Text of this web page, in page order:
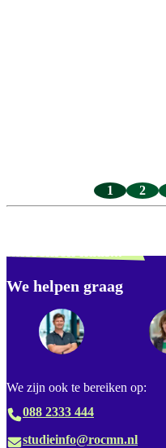
1 2
We helpen graag
We zijn ook te bereiken op:
088 2333 444
studieinfo@rocmn.nl
Footer